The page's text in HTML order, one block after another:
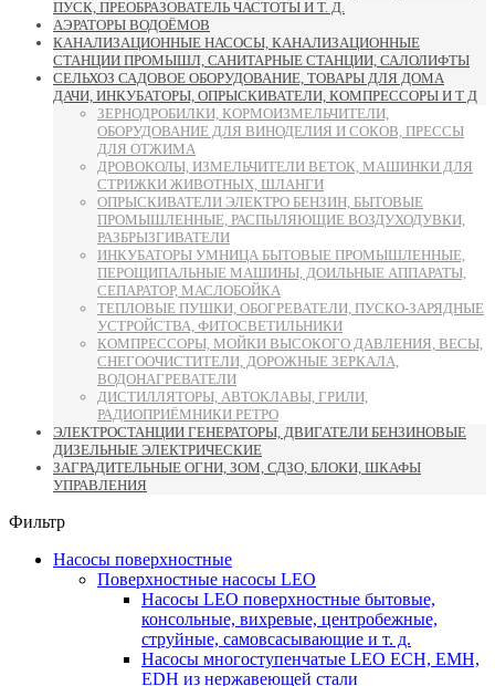
ПУСК, ПРЕОБРАЗОВАТЕЛЬ ЧАСТОТЫ И Т. Д.
АЭРАТОРЫ ВОДОЁМОВ
КАНАЛИЗАЦИОННЫЕ НАСОСЫ, КАНАЛИЗАЦИОННЫЕ
СТАНЦИИ ПРОМЫШЛ, САНИТАРНЫЕ СТАНЦИИ, САЛОЛИФТЫ
СЕЛЬХОЗ САДОВОЕ ОБОРУДОВАНИЕ, ТОВАРЫ ДЛЯ ДОМА
ДАЧИ, ИНКУБАТОРЫ, ОПРЫСКИВАТЕЛИ, КОМПРЕССОРЫ И Т Д
ЗЕРНОДРОБИЛКИ, КОРМОИЗМЕЛЬЧИТЕЛИ,
ОБОРУДОВАНИЕ ДЛЯ ВИНОДЕЛИЯ И СОКОВ, ПРЕССЫ
ДЛЯ ОТЖИМА
ДРОВОКОЛЫ, ИЗМЕЛЬЧИТЕЛИ ВЕТОК, МАШИНКИ ДЛЯ
СТРИЖКИ ЖИВОТНЫХ, ШЛАНГИ
ОПРЫСКИВАТЕЛИ ЭЛЕКТРО БЕНЗИН, БЫТОВЫЕ
ПРОМЫШЛЕННЫЕ, РАСПЫЛЯЮЩИЕ ВОЗДУХОДУВКИ,
РАЗБРЫЗГИВАТЕЛИ
ИНКУБАТОРЫ УМНИЦА БЫТОВЫЕ ПРОМЫШЛЕННЫЕ,
ПЕРОЩИПАЛЬНЫЕ МАШИНЫ, ДОИЛЬНЫЕ АППАРАТЫ,
СЕПАРАТОР, МАСЛОБОЙКА
ТЕПЛОВЫЕ ПУШКИ, ОБОГРЕВАТЕЛИ, ПУСКО-ЗАРЯДНЫЕ
УСТРОЙСТВА, ФИТОСВЕТИЛЬНИКИ
КОМПРЕССОРЫ, МОЙКИ ВЫСОКОГО ДАВЛЕНИЯ, ВЕСЫ,
СНЕГООЧИСТИТЕЛИ, ДОРОЖНЫЕ ЗЕРКАЛА,
ВОДОНАГРЕВАТЕЛИ
ДИСТИЛЛЯТОРЫ, АВТОКЛАВЫ, ГРИЛИ,
РАДИОПРИЁМНИКИ РЕТРО
ЭЛЕКТРОСТАНЦИИ ГЕНЕРАТОРЫ, ДВИГАТЕЛИ БЕНЗИНОВЫЕ
ДИЗЕЛЬНЫЕ ЭЛЕКТРИЧЕСКИЕ
ЗАГРАДИТЕЛЬНЫЕ ОГНИ, ЗОМ, СДЗО, БЛОКИ, ШКАФЫ
УПРАВЛЕНИЯ
Фильтр
Насосы поверхностные
Поверхностные насосы LEO
Насосы LEO поверхностные бытовые,
консольные, вихревые, центробежные,
струйные, самовсасывающие и т. д.
Насосы многоступенчатые LEO ECH, EMH,
EDH из нержавеющей стали